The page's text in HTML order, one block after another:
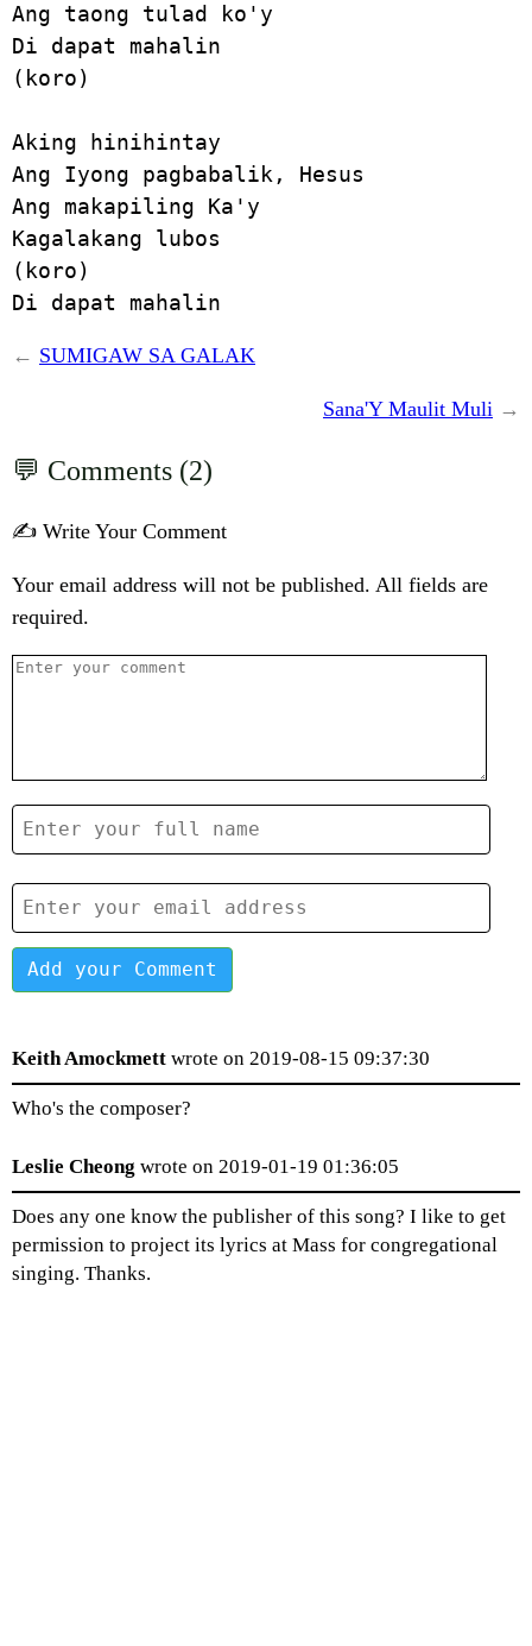
Ang taong tulad ko'y
Di dapat mahalin
(koro)
Aking hinihintay
Ang Iyong pagbabalik, Hesus
Ang makapiling Ka'y
Kagalakang lubos
(koro)
← SUMIGAW SA GALAK
Sana'Y Maulit Muli →
Comments (2)
✍️ Write Your Comment
Your email address will not be published. All fields are
required.
Add your Comment
Keith Amockmett wrote on 2019-08-15 09:37:30
Who's the composer?
Leslie Cheong wrote on 2019-01-19 01:36:05
Does any one know the publisher of this song? I like to get
permission to project its lyrics at Mass for congregational
singing. Thanks.